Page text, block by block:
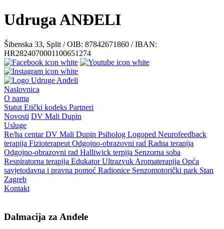
Udruga ANĐELI
Šibenska 33, Split / OIB: 87842671860 / IBAN:
HR2824070001100651274
Naslovnica
O nama
Statut Etički kodeks Partneri
Novosti DV Mali Dupin
Usluge
Re/ha centarDV Mali Dupin Psiholog Logoped Neurofeedback
terapija Fizioterapeut Odgojno-obrazovni rad Radna terapija
Odgojno-obrazovni rad Halliwick terpija Senzorna soba
Respiratorna terapija EdukatorUltrazvuk Aromaterapija Opća
savjetodavna i pravna pomoć Radionice Senzomotorički park Stan
Zagreb
Kontakt
Dalmacija za Anđele